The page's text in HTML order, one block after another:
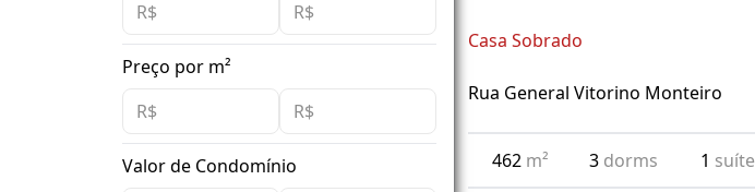
Preço por m²
Valor de Condomínio
Casa Sobrado
Rua General Vitorino Monteiro
462 m² 3 dorms 1 suíte